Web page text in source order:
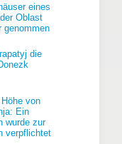
eines
Oblast
genommen
die
von
Ein
wurde zur
verpflichtet